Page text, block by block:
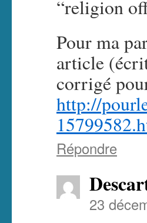
“religion
Pour ma
article
corrigé
http://
Répondre
23